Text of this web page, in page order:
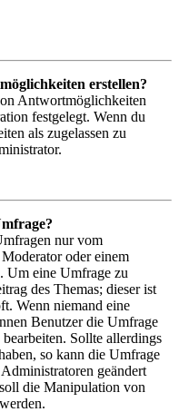
erstellen?
Antwortmöglichkeiten
festgelegt. Wenn du
als zugelassen zu
nur vom
oder einem
Um eine Umfrage zu
des Themas; dieser ist
Wenn niemand eine
Benutzer die Umfrage
Sollte allerdings
so kann die Umfrage
geändert
die Manipulation von